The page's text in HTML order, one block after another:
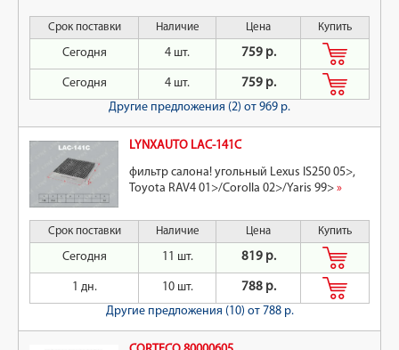
Срок поставки Наличие Цена Купить
Сегодня 4 шт. 759 р.
Сегодня 4 шт.
759 р.
Другие предложения (2) от 969 р.
LYNXAUTO LAC-141C
фильтр салона! угольный Lexus IS250 05>,
Toyota RAV4 01>/Corolla 02>/Yaris 99> »
Срок поставки Наличие Цена Купить
Сегодня 11 шт. 819 р.
1 дн. 10 шт.
788 р.
Другие предложения (10) от 788 р.